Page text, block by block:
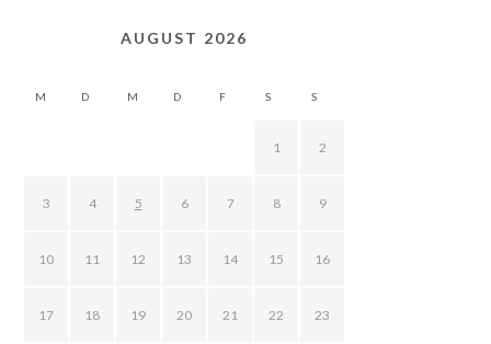
AUGUST 2026
M D M D F S S
1 2
3 4 5 6 7 8 9
10 11 12 13 14 15 16
17 18 19 20 21 22 23